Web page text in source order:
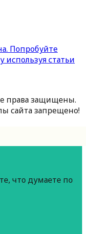
Попробуйте
используя статьи
права защищены.
сайта запрещено!
что думаете по